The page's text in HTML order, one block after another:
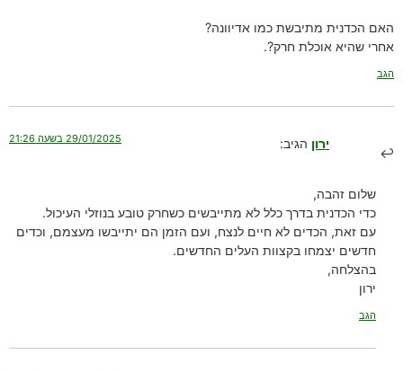
האם הכדנית מתיבשת כמו אדיוונה?
אחרי שהיא אוכלת חרק?.
הגב
ירון הגיב: 29/01/2025 בשעה 21:26
שלום זהבה,
כדי הכדנית בדרך כלל לא מתייבשים כשחרק טובע בנוזלי העיכול.
עם זאת, הכדים לא חיים לנצח, ועם הזמן הם יתייבשו מעצמם, וכדים
חדשים יצמחו בקצוות העלים החדשים.
בהצלחה,
ירון
הגב